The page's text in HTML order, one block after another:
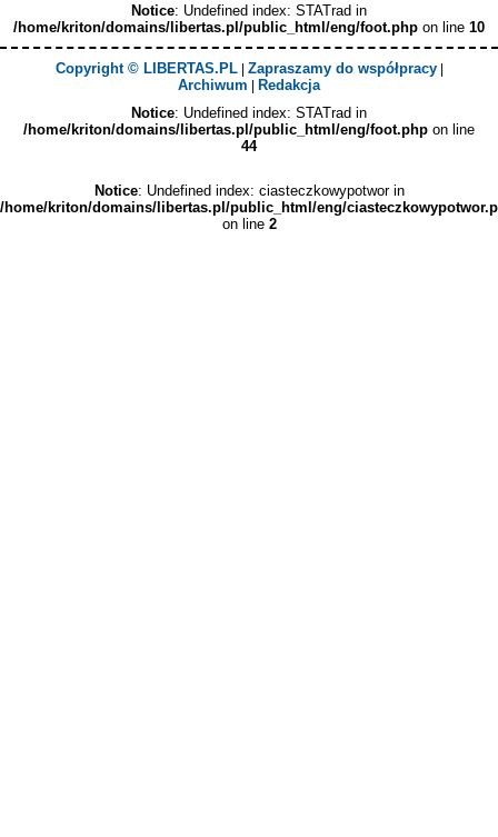
Notice: Undefined index: STATrad in
/home/kriton/domains/libertas.pl/public_html/eng/foot.php on line 10
Copyright © LIBERTAS.PL| Zapraszamy do współpracy|
Archiwum
Redakcja
Notice: Undefined index: STATrad in
/home/kriton/domains/libertas.pl/public_html/eng/foot.php on line
44
Notice: Undefined index: ciasteczkowypotwor in
/home/kriton/domains/libertas.pl/public_html/eng/
on line 2